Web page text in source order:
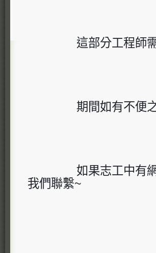
這部分工程師
期間如有不便
如果志工中有
我們聯繫~